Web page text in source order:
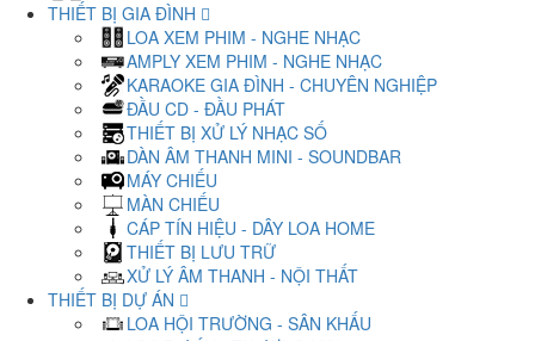
THIẾT BỊ GIA ĐÌNH
LOA XEM PHIM - NGHE NHẠC
AMPLY XEM PHIM - NGHE NHẠC
KARAOKE GIA ĐÌNH - CHUYÊN NGHIỆP
ĐẦU CD - ĐẦU PHÁT
THIẾT BỊ XỬ LÝ NHẠC SỐ
DÀN ÂM THANH MINI - SOUNDBAR
MÁY CHIẾU
MÀN CHIẾU
CÁP TÍN HIỆU - DÂY LOA HOME
THIẾT BỊ LƯU TRỮ
XỬ LÝ ÂM THANH - NỘI THẤT
THIẾT BỊ DỰ ÁN
LOA HỘI TRƯỜNG - SÂN KHẤU